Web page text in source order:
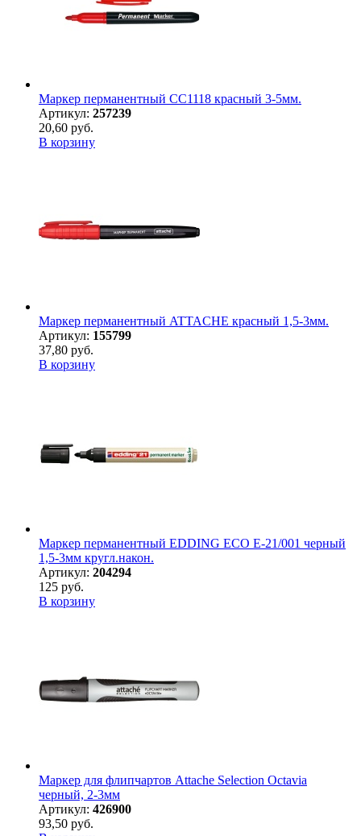
Маркер перманентный CC1118 красный 3-5мм.
Артикул: 257239
20,60 руб.
В корзину
Маркер перманентный ATTACHE красный 1,5-3мм.
Артикул: 155799
37,80 руб.
В корзину
Маркер перманентный EDDING ECO E-21/001 черный
1,5-3мм кругл.након.
Артикул: 204294
125 руб.
В корзину
Маркер для флипчартов Attache Selection Octavia
черный, 2-3мм
Артикул: 426900
93,50 руб.